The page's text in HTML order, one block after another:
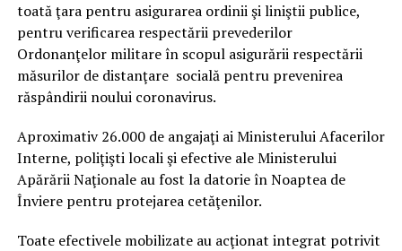
toată ţara pentru asigurarea ordinii şi liniştii publice,
pentru verificarea respectării prevederilor
Ordonanţelor militare în scopul asigurării respectării
măsurilor de distanţare socială pentru prevenirea
răspândirii noului coronavirus.
Aproximativ 26.000 de angajaţi ai Ministerului Afacerilor
Interne, poliţişti locali şi efective ale Ministerului
Apărării Naţionale au fost la datorie în Noaptea de
Înviere pentru protejarea cetăţenilor.
Toate efectivele mobilizate au acţionat integrat potrivit